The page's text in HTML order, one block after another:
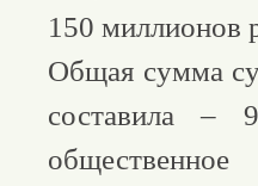
150 миллионов
Общая сумма
составила –